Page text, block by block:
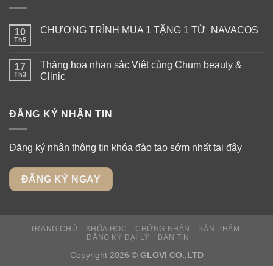
10
Th5
CHƯƠNG TRÌNH MUA 1 TẶNG 1 TỪ NAVACOS
17
Th3
Thăng hoa nhan sắc Việt cùng Chum beauty &
Clinic
ĐĂNG KÝ NHẬN TIN
Đăng ký nhận thông tin khóa đào tạo sớm nhất tại đây
ĐĂNG KÝ NGAY
TRANG CHỦ KHÓA HỌC CHỨNG NHẬN
SẢN PHẨM
ĐĂNG KÝ ĐẠI LÝ
BẢN TIN
Copyright 2026 © GLOVI CO.,LTD